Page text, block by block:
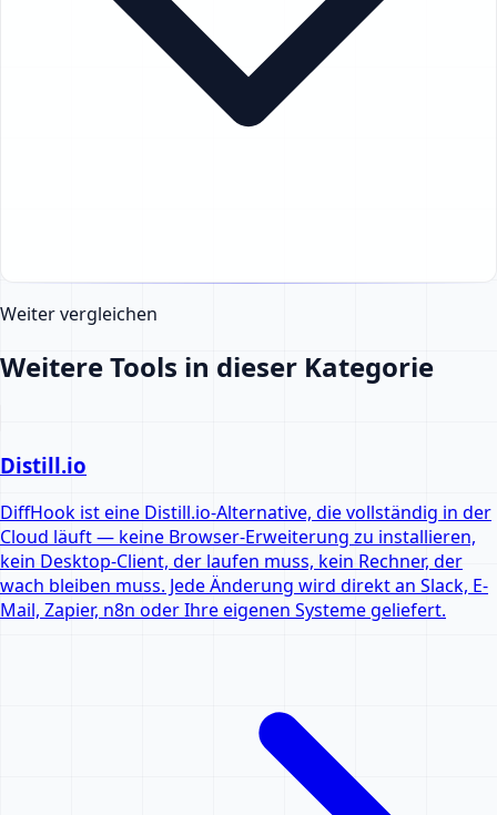
Weiter vergleichen
Weitere Tools in dieser Kategorie
Distill.io
DiffHook ist eine Distill.io-Alternative, die vollständig in der
Cloud läuft — keine Browser-Erweiterung zu installieren,
kein Desktop-Client, der laufen muss, kein Rechner, der
wach bleiben muss. Jede Änderung wird direkt an Slack, E-
Mail, Zapier, n8n oder Ihre eigenen Systeme geliefert.